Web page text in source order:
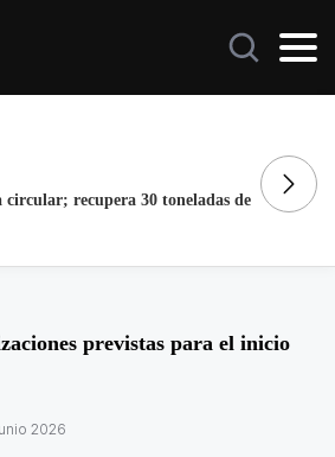
recupera 30 toneladas de
previstas para el inicio
2026